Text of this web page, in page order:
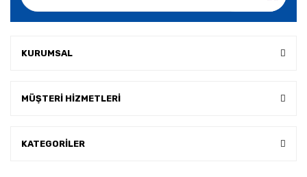
KURUMSAL
MÜŞTERİ HİZMETLERİ
KATEGORİLER